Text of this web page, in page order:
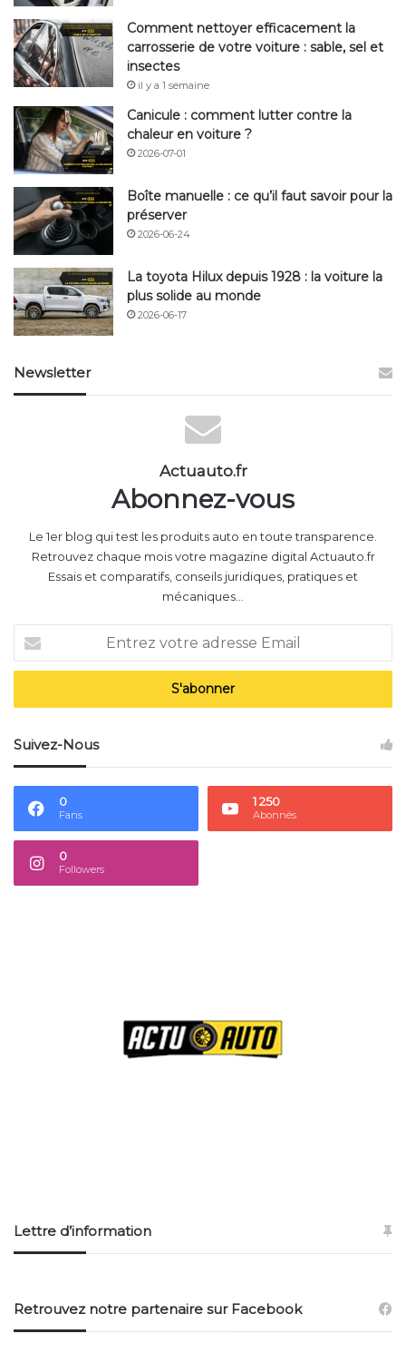
Comment nettoyer efficacement la
carrosserie de votre voiture : sable, sel et
insectes
il y a 1 semaine
Canicule : comment lutter contre la
chaleur en voiture ?
2026-07-01
Boîte manuelle : ce qu’il faut savoir pour la
préserver
2026-06-24
La toyota Hilux depuis 1928 : la voiture la
plus solide au monde
2026-06-17
Newsletter
Actuauto.fr
Abonnez-vous
Le 1er blog qui test les produits auto en toute transparence.
Retrouvez chaque mois votre magazine digital Actuauto.fr
Essais et comparatifs, conseils juridiques, pratiques et
mécaniques...
votre
adresse
Suivez-Nous
0
Fans
1 250
Abonnés
0
Followers
Lettre d’information
Retrouvez notre partenaire sur Facebook